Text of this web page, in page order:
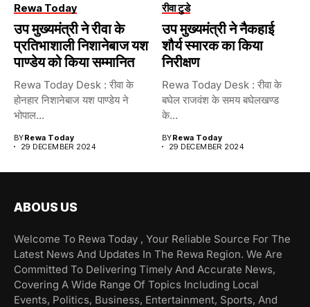
Rewa Today
उप मुख्यमंत्री ने रीवा के
प्रतिभाशाली निशानेबाज यश
पाण्डेय को किया सम्मानित
Rewa Today Desk : रीवा के
होनहार निशानेबाज यश पाण्डेय ने
भोपाल...
BYRewa Today
29 DECEMBER 2024
रीवा टुडे
उप मुख्यमंत्री ने नैकहाई
शौर्य स्मारक का किया
निरीक्षण
Rewa Today Desk : रीवा के
बघेल राजवंश के समय बघेलखण्ड
के...
BYRewa Today
29 DECEMBER 2024
ABOUS US
Welcome To Rewa Today , Your Reliable Source For The
Latest News And Updates In The Rewa Region. We Are
Committed To Delivering Timely And Accurate News,
Covering A Wide Range Of Topics Including Local
Events, Politics, Business, Entertainment, Sports, And